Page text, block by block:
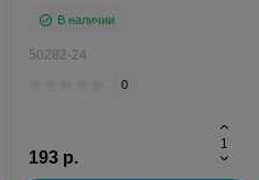
В наличии
50282-24
0
193 р.